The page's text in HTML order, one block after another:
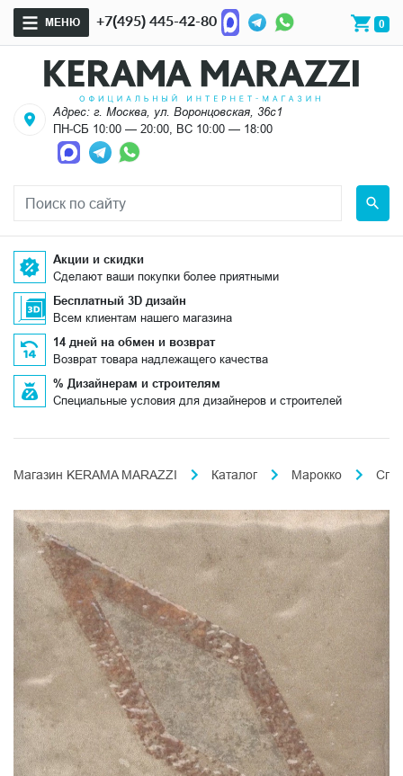
МЕНЮ +7(495) 445-42-80 0
Адрес: г. Москва, ул. Воронцовская, 36с1
ПН-СБ 10:00 — 20:00, ВС 10:00 — 18:00
Акции и скидки
Сделают ваши покупки более приятными
Бесплатный 3D дизайн
Всем клиентам нашего магазина
14 дней на обмен и возврат
Возврат товара надлежащего качества
% Дизайнерам и строителям
Специальные условия для дизайнеров и строителей
Магазин KERAMA MARAZZI Каталог Марокко